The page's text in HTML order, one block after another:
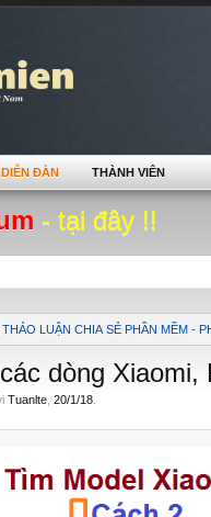
- tại đây !!
THẢO LUẬN CHIA SẺ PHẦN MỀM -
dòng Xiaomi,
Tuanlte 20/1/18
DIỄN ĐÀN THÀNH VIÊN